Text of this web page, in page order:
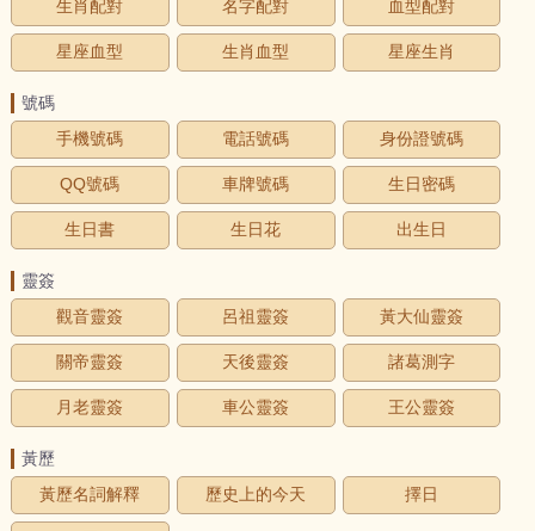
生肖配對 名字配對 血型配對
星座血型 生肖血型 星座生肖
號碼
手機號碼
電話號碼 身份證號碼
QQ號碼 車牌號碼 生日密碼
生日書 生日花 出生日
靈簽
觀音靈簽
呂祖靈簽 黃大仙靈簽
關帝靈簽 天後靈簽 諸葛測字
月老靈簽 車公靈簽 王公靈簽
黃歷
黃歷名詞解釋
歷史上的今天 擇日